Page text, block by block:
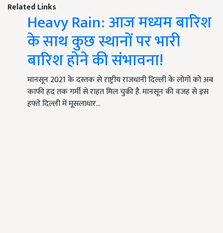
Related Links
Heavy Rain: आज मध्यम बारिश
के साथ कुछ स्थानों पर भारी
बारिश होने की संभावना!
मानसून 2021 के दस्तक से राष्ट्रीय राजधानी दिल्ली के लोगों को अब
काफी हद तक गर्मी से राहत मिल चुकी है. मानसून की वजह से इस
हफ्ते दिल्ली में मूसलाधार…